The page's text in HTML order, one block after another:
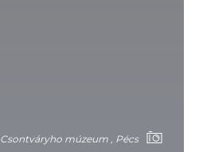
Csontváryho múzeum , Pécs